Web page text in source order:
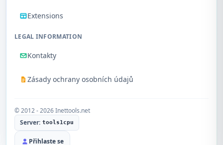
Extensions
LEGAL INFORMATION
Kontakty
Zásady ochrany osobních údajů
© 2012 - 2026 Inettools.net
Server: tools1cpu
Přihlaste se